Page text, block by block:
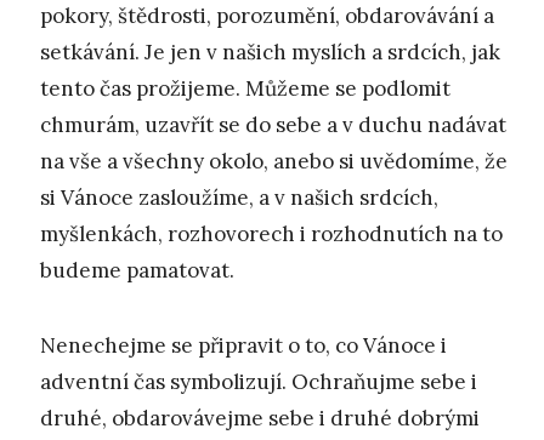
pokory, štědrosti, porozumění, obdarovávání a
setkávání. Je jen v našich myslích a srdcích, jak
tento čas prožijeme. Můžeme se podlomit
chmurám, uzavřít se do sebe a v duchu nadávat
na vše a všechny okolo, anebo si uvědomíme, že
si Vánoce zasloužíme, a v našich srdcích,
myšlenkách, rozhovorech i rozhodnutích na to
budeme pamatovat.
Nenechejme se připravit o to, co Vánoce i
adventní čas symbolizují. Ochraňujme sebe i
druhé, obdarovávejme sebe i druhé dobrými